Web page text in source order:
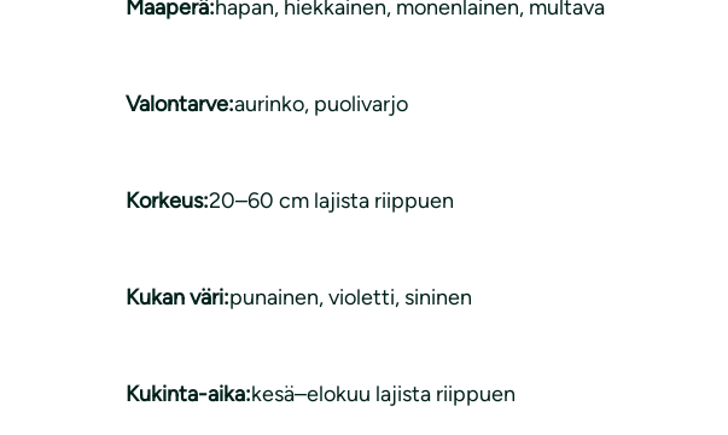
Maaperä:hapan, hiekkainen, monenlainen, multava
Valontarve:aurinko, puolivarjo
Korkeus:20–60 cm lajista riippuen
Kukan väri:punainen, violetti, sininen
Kukinta-aika:kesä–elokuu lajista riippuen